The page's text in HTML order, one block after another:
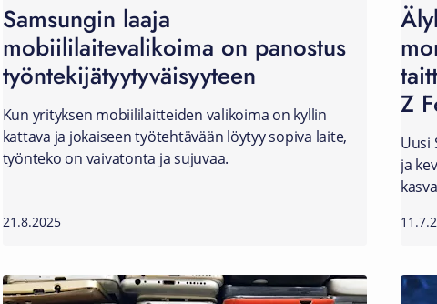
Samsungin laaja
mobiililaitevalikoima on panostus
työntekijätyytyväisyyteen
Kun yrityksen mobiililaitteiden valikoima on kyllin
kattava ja jokaiseen työtehtävään löytyy sopiva laite,
työnteko on vaivatonta ja sujuvaa.
21.8.2025
Z
Uusi
ja